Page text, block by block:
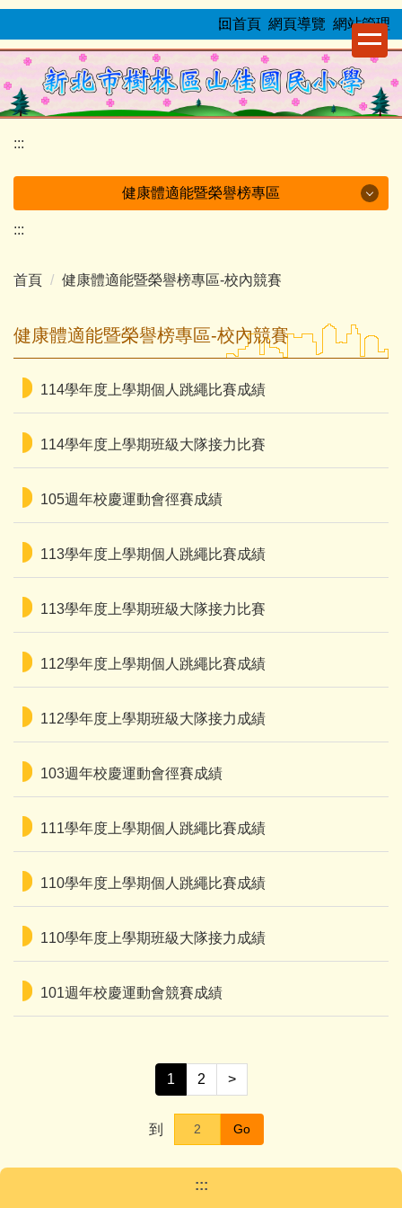
跳
要
內
容
區
:::
回首頁 網頁導覽 網站管理
:::
健康體適能暨榮譽榜專區
教育部體適能護照
全國競賽
三鶯區競賽
校內競賽
國小健康操(分解動作)
:::
首頁 健康體適能暨榮譽榜專區-校內競賽
健康體適能暨榮譽榜專區-校內競賽
114學年度上學期個人跳繩比賽成績
114學年度上學期班級大隊接力比賽
105週年校慶運動會徑賽成績
113學年度上學期個人跳繩比賽成績
113學年度上學期班級大隊接力比賽
112學年度上學期個人跳繩比賽成績
112學年度上學期班級大隊接力成績
103週年校慶運動會徑賽成績
111學年度上學期個人跳繩比賽成績
110學年度上學期個人跳繩比賽成績
110學年度上學期班級大隊接力成績
101週年校慶運動會競賽成績
1 2 >
到 Go
:::